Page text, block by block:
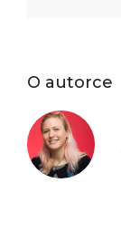
O autorce